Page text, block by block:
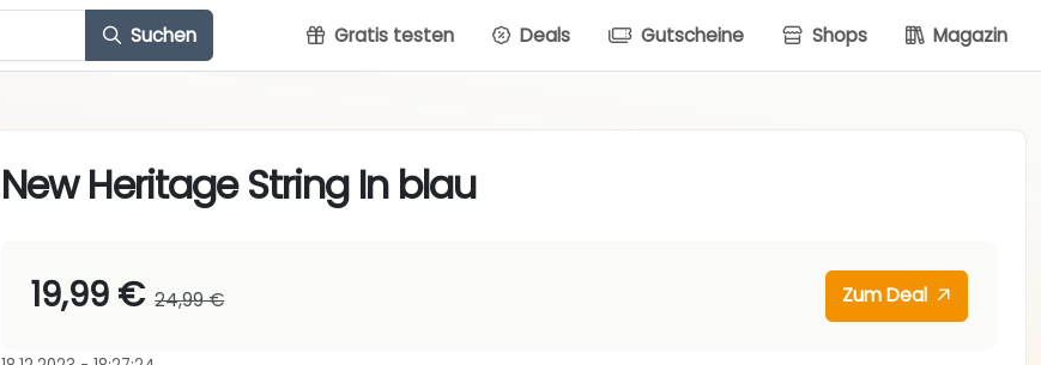
Suchen Gratis testen Deals Gutscheine Shops Magazin
New Heritage String In blau
19,99 € 24,99 € Zum Deal